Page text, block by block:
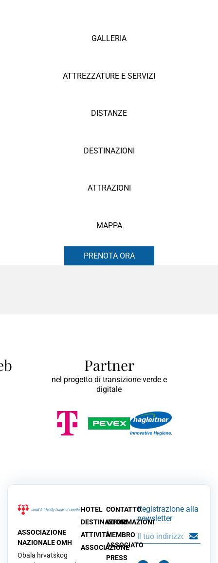
GALLERIA
ATTREZZATURE E SERVIZI
DISTANZE
DESTINAZIONI
ATTRAZIONI
MAPPA
PRENOTA ORA
Partner
nel progetto di transizione verde e
digitale
ASSOCIAZIONE
NAZIONALE OMH
Obala hrvatskog
HOTEL
DESTINAZIONI
ATTIVITÀ
ASSOCIAZIONE
CONTATTO
INFORMAZIONI
MEMBRO
ASSOCIATO
PRESS
Registrazione alla
newsletter